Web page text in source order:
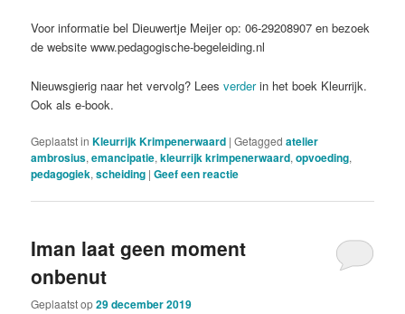
Voor informatie bel Dieuwertje Meijer op: 06-29208907 en bezoek
de website www.pedagogische-begeleiding.nl
Nieuwsgierig naar het vervolg? Leesverderin het boek Kleurrijk.
Ook als e-book.
Geplaatst in Kleurrijk Krimpenerwaard |Getagged atelier
ambrosius,emancipatie,kleurrijk krimpenerwaard,opvoeding,
pedagogiek,scheiding |Geef een reactie
Iman laat geen moment
onbenut
Geplaatst op29 december 2019